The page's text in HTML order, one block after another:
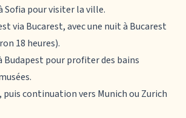
Sofia pour visiter la ville.
via Bucarest, avec une nuit à Bucarest
18 heures).
Budapest pour profiter des bains
puis continuation vers Munich ou Zurich